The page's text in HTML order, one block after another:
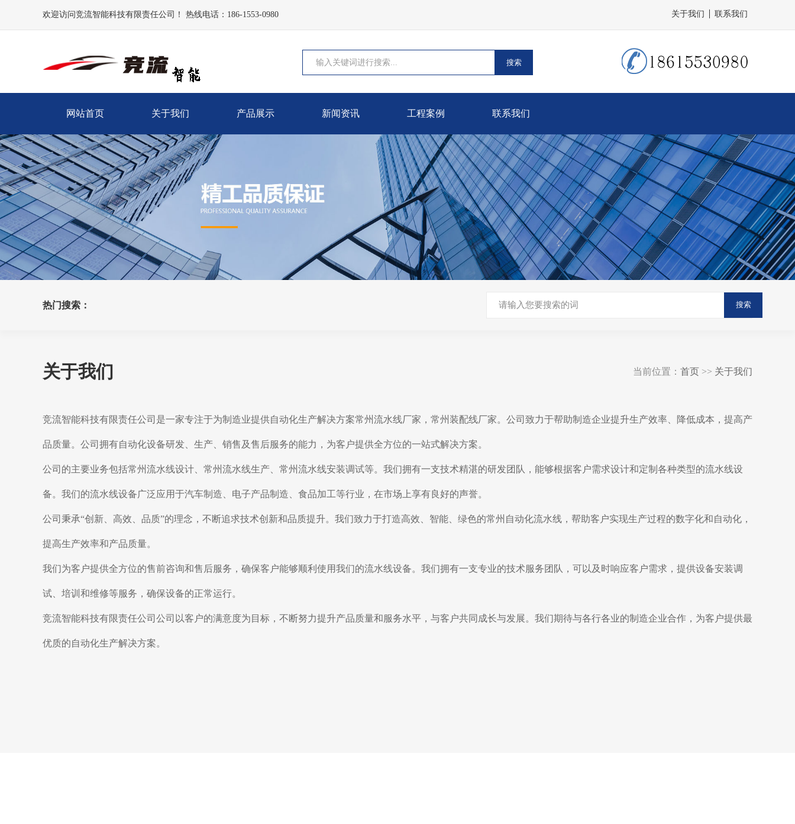
欢迎访问竞流智能科技有限责任公司！ 热线电话：186-1553-0980 关于我们 联系我们
搜索
网站首页 关于我们 产品展示 新闻资讯 工程案例 联系我们
热门搜索： 搜索
关于我们 当前位置： 首页 >> 关于我们
竞流智能科技有限责任公司是一家专注于为制造业提供自动化生产解决方案常州流水线厂家，常州装配线厂家。公司致力于帮助制造企业提升生产效率、降低成本，提高产
品质量。公司拥有自动化设备研发、生产、销售及售后服务的能力，为客户提供全方位的一站式解决方案。
公司的主要业务包括常州流水线设计、常州流水线生产、常州流水线安装调试等。我们拥有一支技术精湛的研发团队，能够根据客户需求设计和定制各种类型的流水线设
备。我们的流水线设备广泛应用于汽车制造、电子产品制造、食品加工等行业，在市场上享有良好的声誉。
公司秉承“创新、高效、品质”的理念，不断追求技术创新和品质提升。我们致力于打造高效、智能、绿色的常州自动化流水线，帮助客户实现生产过程的数字化和自动化，
提高生产效率和产品质量。
我们为客户提供全方位的售前咨询和售后服务，确保客户能够顺利使用我们的流水线设备。我们拥有一支专业的技术服务团队，可以及时响应客户需求，提供设备安装调
试、培训和维修等服务，确保设备的正常运行。
竞流智能科技有限责任公司公司以客户的满意度为目标，不断努力提升产品质量和服务水平，与客户共同成长与发展。我们期待与各行各业的制造企业合作，为客户提供最
优质的自动化生产解决方案。